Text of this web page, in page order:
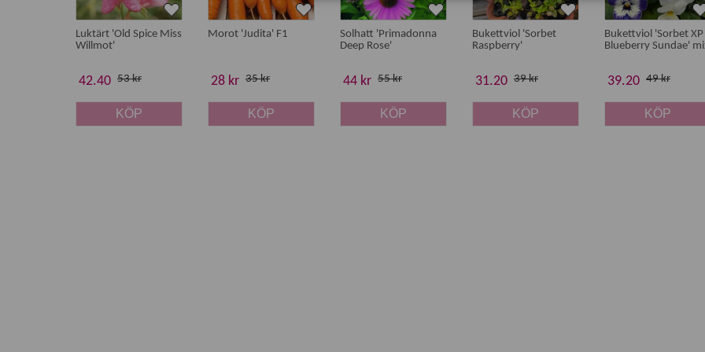
Luktärt 'Old Spice Miss
Willmot'
42.40 53 kr
KÖP
Morot 'Judita' F1
28 kr 35 kr
KÖP
Solhatt 'Primadonna
Deep Rose'
44 kr 55 kr
KÖP
Bukettviol 'Sorbet
Raspberry'
31.20 39 kr
KÖP
Bukettviol 'Sorbet XP
Blueberry Sundae'
39.20 49 kr
KÖP